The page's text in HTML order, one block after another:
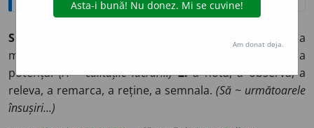
SUBLINI
a accentua, a evidenția, a întări, a
marca, a puncta, a releva, a reliefa, (
) a învedera, a
potența.(A ~ calitățile lucrării.) 2.a nota, a observa, a
releva, a remarca, a reține, a semnala.(Să ~ următoarele
însușiri...)
Am donat deja.